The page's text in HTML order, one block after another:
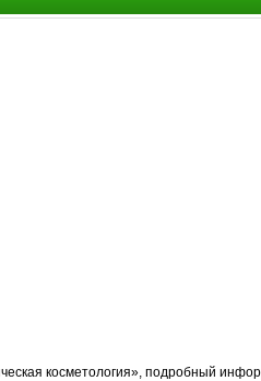
косметология», подробный